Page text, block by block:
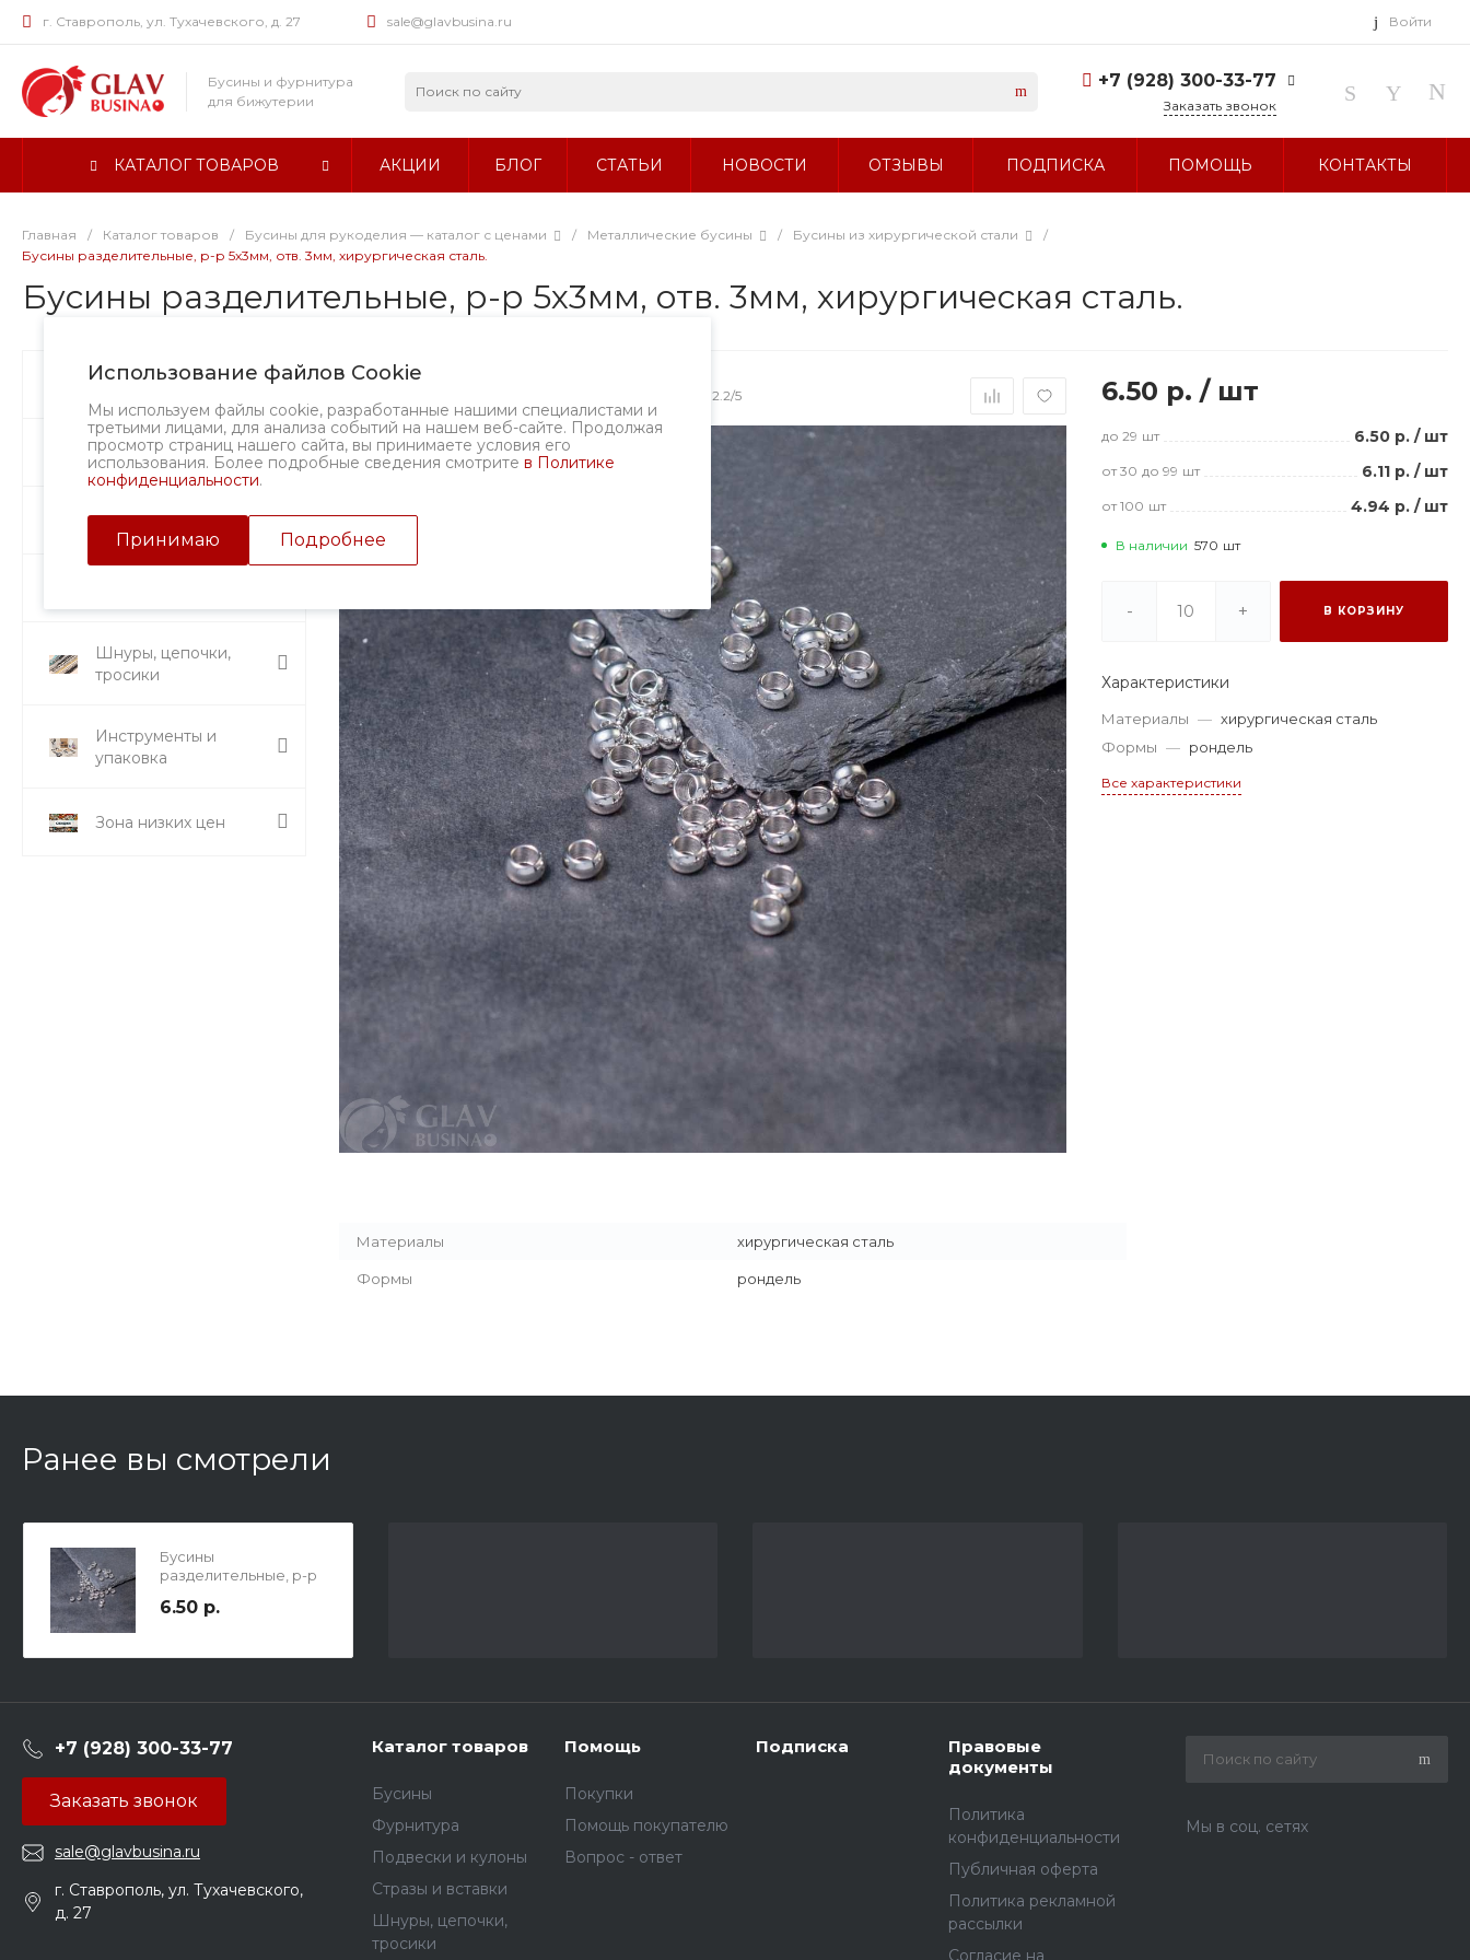
г. Ставрополь, ул. Тухачевского, д. 27 sale@glavbusina.ru Войти
Бусины и фурнитура
для бижутерии
+7 (928) 300-33-77
г. Ставрополь, ул.
Заказать звонок
КАТАЛОГ ТОВАРОВ АКЦИИ БЛОГ СТАТЬИ НОВОСТИ ОТЗЫВЫ ПОДПИСКА ПОМОЩЬ КОНТАКТЫ
Главная / Каталог товаров / Бусины для рукоделия — каталог с ценами / Металлические бусины / Бусины из хирургической стали
/
Бусины разделительные, р-р 5х3мм, отв. 3мм, хирургическая сталь.
Бусины разделительные, р-р 5х3мм, отв. 3мм, хирургическая сталь.
Использование файлов Cookie
Мы используем файлы cookie, разработанные нашими специалистами и
третьими лицами, для анализа событий на нашем веб-сайте. Продолжая
просмотр страниц нашего сайта, вы принимаете условия его
использования. Более подробные сведения смотрите в Политике
конфиденциальности.
Принимаю Подробнее
Бусины
Фурнитура
Подвески и кулоны
Шнуры, цепочки,
тросики
Инструменты и
упаковка
Зона низких цен
1302.2/5 6.50 р./ шт
до 29 шт 6.50 р. / шт
от 30 до 99 шт 6.11 р. / шт
от 100 шт 4.94 р. / шт
В наличии 570 шт
- + В КОРЗИНУ
Характеристики
Материалы — хирургическая сталь
Формы — рондель
Все характеристики
Материалы хирургическая сталь
Формы рондель
Ранее вы смотрели
Бусины
разделительные, р-р
хирургическая сталь.
6.50 р.
+7 (928) 300-33-77
Заказать звонок
sale@glavbusina.ru
г. Ставрополь, ул. Тухачевского,
д. 27
Каталог товаров
Бусины
Фурнитура
Подвески и кулоны
Стразы и вставки
Шнуры, цепочки,
тросики
Помощь
Покупки
Помощь покупателю
Вопрос - ответ
Подписка
Правовые
документы
Политика
конфиденциальности
Публичная оферта
Политика рекламной
рассылки
Согласие на
Мы в соц. сетях